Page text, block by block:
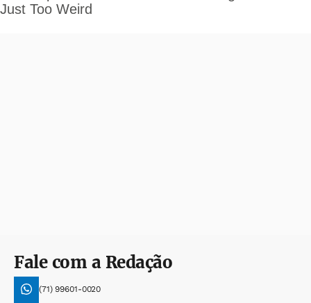
Fale com a Redação
(71) 99601-0020